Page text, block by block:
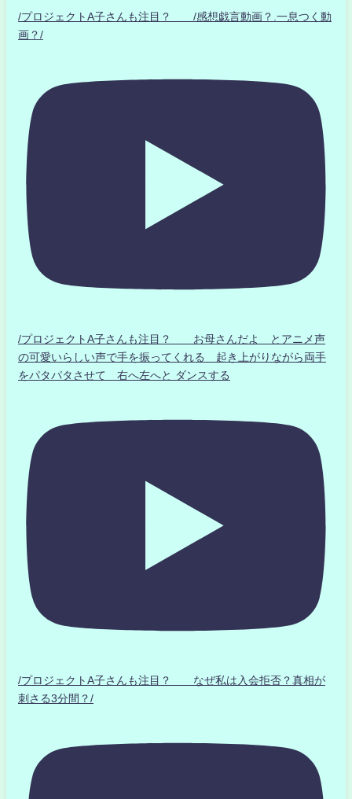
/プロジェクトA子さんも注目？ /感想戯言動画？.一息つく動
画？/
/プロジェクトA子さんも注目？ お母さんだよ とアニメ声
の可愛いらしい声で手を振ってくれる 起き上がりながら両手
をパタパタさせて 右へ左へと ダンスする
/プロジェクトA子さんも注目？ なぜ私は入会拒否？真相が
刺さる3分間？/